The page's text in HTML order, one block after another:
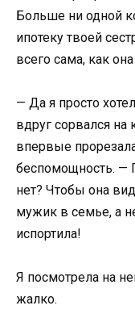
Больше ни одной
ипотеку твоей
всего сама, как
— Да я просто
вдруг сорвался на
впервые
беспомощность.
нет? Чтобы она
мужик в семье, а
испортила!
Я посмотрела на
жалко.